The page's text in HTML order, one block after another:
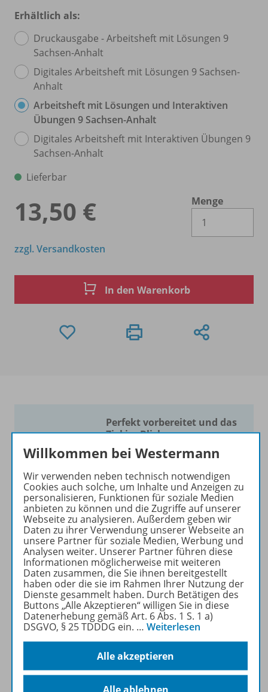
Erhältlich als:
Druckausgabe - Arbeitsheft mit Lösungen 9
Sachsen-Anhalt
Digitales Arbeitsheft mit Lösungen 9 Sachsen-
Anhalt
Arbeitsheft mit Lösungen und Interaktiven
Übungen 9 Sachsen-Anhalt
Digitales Arbeitsheft mit Interaktiven Übungen 9
Sachsen-Anhalt
Lieferbar
13,50 €
Menge
zzgl. Versandkosten
In den Warenkorb
Perfekt vorbereitet und das
Ziel im Blick.
Mut zum Wechsel
Unsere größte Stärke ist die
verlässliche
Aufgabenvielfalt mit
perfekter Progression.Jede
Aufgabe funktioniertund
Sie unterrichten ohne
Probleme. Wir bieten die
meisten Aufgaben für alle
Niveaustufen.
Mehr erfahren
Willkommen bei Westermann
Wir verwenden neben technisch notwendigen
Cookies auch solche, um Inhalte und Anzeigen zu
personalisieren, Funktionen für soziale Medien
anbieten zu können und die Zugriffe auf unserer
Webseite zu analysieren. Außerdem geben wir
Daten zu ihrer Verwendung unserer Webseite an
unsere Partner für soziale Medien, Werbung und
Analysen weiter. Unserer Partner führen diese
Informationen möglicherweise mit weiteren
Daten zusammen, die Sie ihnen bereitgestellt
haben oder die sie im Rahmen Ihrer Nutzung der
Dienste gesammelt haben. Durch Betätigen des
Buttons „Alle Akzeptieren“ willigen Sie in diese
Datenerhebung gemäß Art. 6 Abs. 1 S. 1 a)
DSGVO, § 25 TDDDG ein. … Weiterlesen
Alle akzeptieren
Alle ablehnen